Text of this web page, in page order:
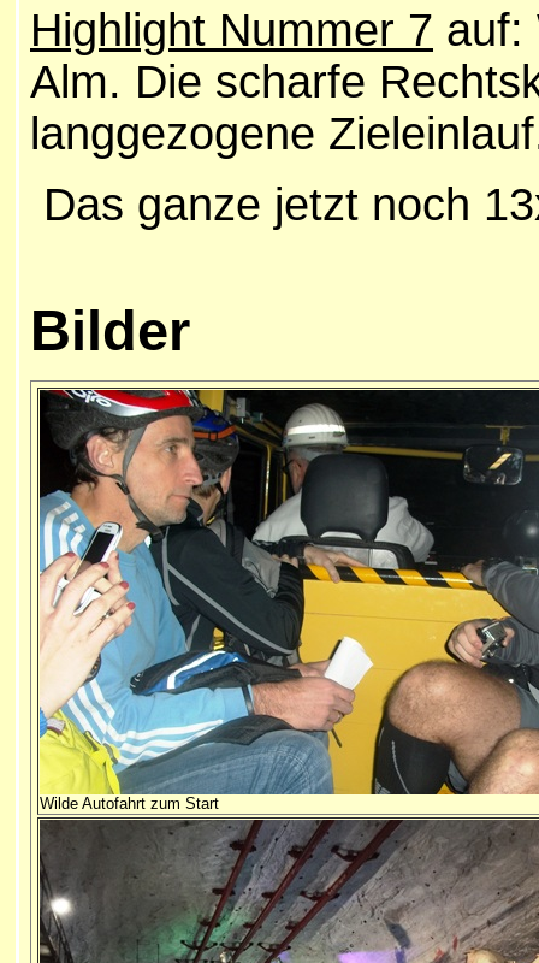
Highlight Nummer 7 auf:
Alm. Die scharfe
langgezogene
Das ganze jetzt noch
Bilder
Wilde Autofahrt zum Start